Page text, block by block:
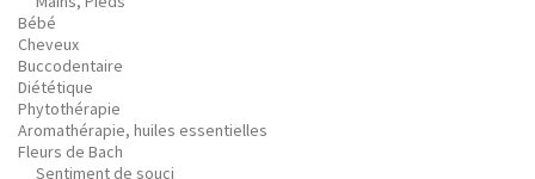
Bébé
Cheveux
Buccodentaire
Diététique
Phytothérapie
Aromathérapie, huiles essentielles
Fleurs de Bach
Sentiment de souci